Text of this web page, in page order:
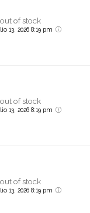
out of stock
13, 2026 8:19 pm
out of stock
13, 2026 8:19 pm
out of stock
13, 2026 8:19 pm